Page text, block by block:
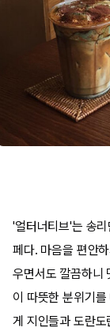
'얼터너티브'는 송
페다. 마음을 편안
우면서도 깔끔하니
이 따뜻한 분위기
게 지인들과 도란